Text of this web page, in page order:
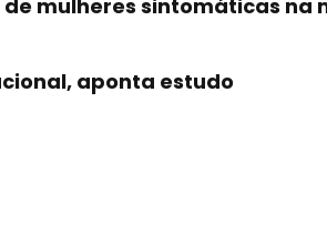
mulheres sintomáticas na
aponta estudo